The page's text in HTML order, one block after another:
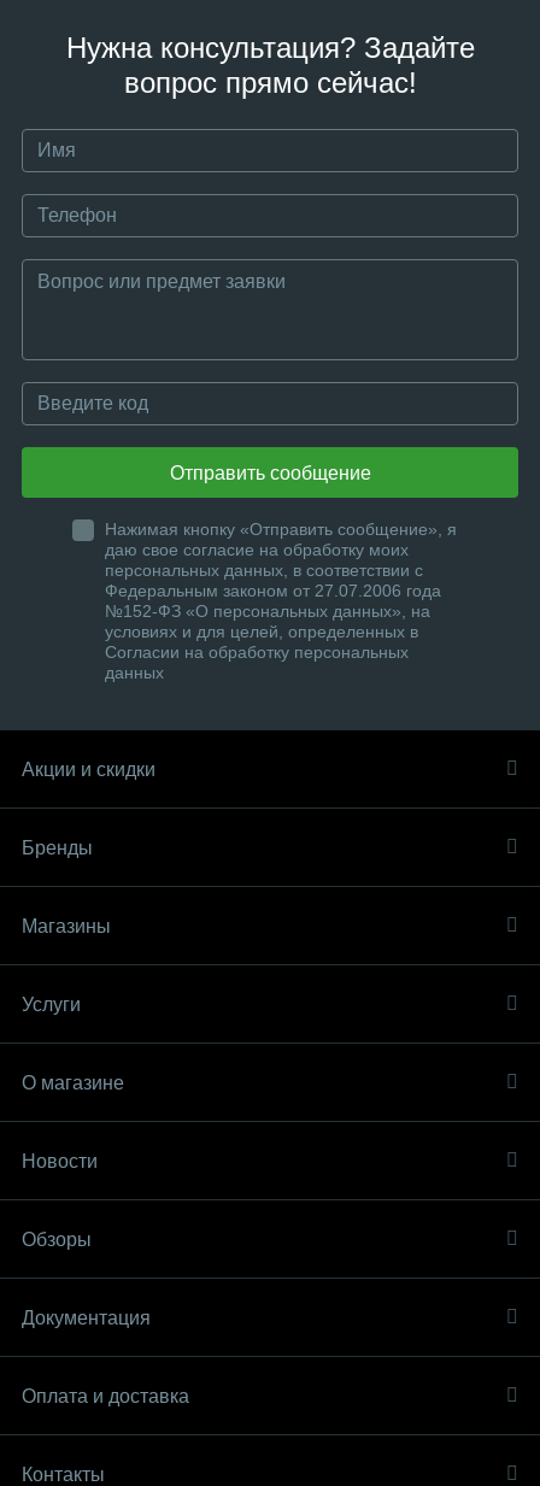
Нужна консультация? Задайте
вопрос прямо сейчас!
Отправить сообщение
Нажимая кнопку «Отправить сообщение», я
даю свое согласие на обработку моих
персональных данных, в соответствии с
Федеральным законом от 27.07.2006 года
№152-ФЗ «О персональных данных», на
условиях и для целей, определенных в
Согласии на обработку персональных
данных
Акции и скидки
Бренды
Магазины
Услуги
О магазине
Новости
Обзоры
Документация
Оплата и доставка
Контакты